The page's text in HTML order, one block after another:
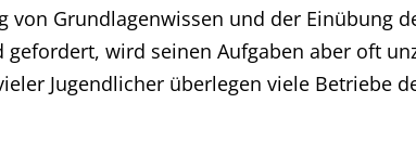
von Grundlagenwissen und der Einübung
gefordert, wird seinen Aufgaben aber oft
Jugendlicher überlegen viele Betriebe